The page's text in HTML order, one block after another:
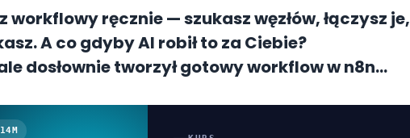
workflowy ręcznie — szukasz węzłów, łączysz je,
A co gdyby AI robił to za Ciebie?
dosłownie tworzył gotowy workflow w n8n